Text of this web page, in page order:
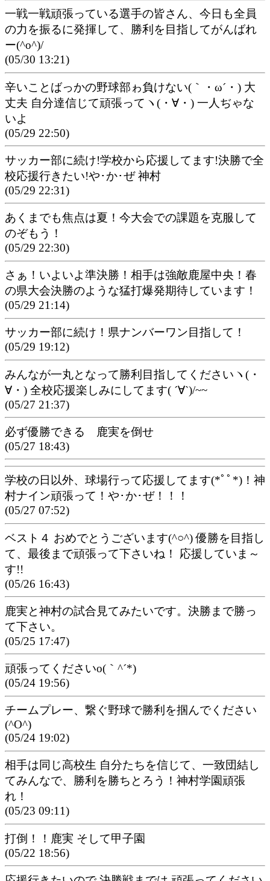
一戦一戦頑張っている選手の皆さん、今日も全員
の力を振るに発揮して、勝利を目指してがんばれ
ー(^o^)/
(05/30 13:21)
辛いことばっかの野球部ゎ負けない(｀・ω´・) 大
丈夫 自分達信じて頑張ってヽ(・∀・) 一人ぢゃな
いよ
(05/29 22:50)
サッカー部に続け!学校から応援してます!決勝で全
校応援行きたい!や･か･ぜ 神村
(05/29 22:31)
あくまでも焦点は夏！今大会での課題を克服して
のぞもう！
(05/29 22:30)
さぁ！いよいよ準決勝！相手は強敵鹿屋中央！春
の県大会決勝のような猛打爆発期待しています！
(05/29 21:14)
サッカー部に続け！県ナンバーワン目指して！
(05/29 19:12)
みんなが一丸となって勝利目指してくださいヽ(・
∀・) 全校応援楽しみにしてます( ´∀`)/~~
(05/27 21:37)
必ず優勝できる 鹿実を倒せ
(05/27 18:43)
学校の日以外、球場行って応援してます(*ﾟﾟ*)！神
村ナイン頑張って！や･か･ぜ！！！
(05/27 07:52)
ベスト４ おめでとうございます(^○^) 優勝を目指し
て、最後まで頑張って下さいね！ 応援していま～
す!!
(05/26 16:43)
鹿実と神村の試合見てみたいです。決勝まで勝っ
て下さい。
(05/25 17:47)
頑張ってくださいo(｀^´*)
(05/24 19:56)
チームプレー、繋ぐ野球で勝利を掴んでください
(^O^)
(05/24 19:02)
相手は同じ高校生 自分たちを信じて、一致団結し
てみんなで、勝利を勝ちとろう！神村学園頑張
れ！
(05/23 09:11)
打倒！！鹿実 そして甲子園
(05/22 18:56)